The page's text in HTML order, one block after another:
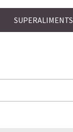
SUPERALIMENTS